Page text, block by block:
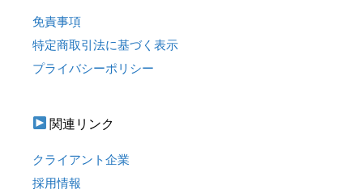
免責事項
特定商取引法に基づく表示
プライバシーポリシー
関連リンク
クライアント企業
採用情報